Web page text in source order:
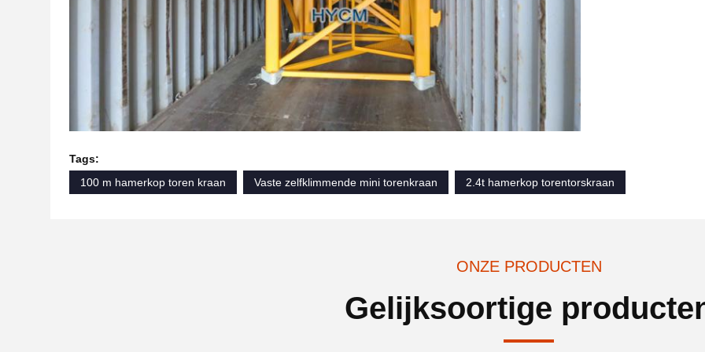
Tags:
100 m hamerkop toren kraan
Vaste zelfklimmende mini torenkraan 2.4t hamerkop torentorskraan
ONZE PRODUCTEN
Gelijksoortige